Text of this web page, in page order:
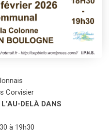
Corvisier
DELÀ DANS
à 19h30